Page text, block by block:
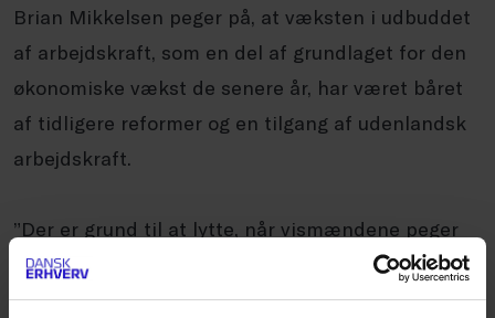
Brian Mikkelsen peger på, at væksten i udbuddet
af arbejdskraft, som en del af grundlaget for den
økonomiske vækst de senere år, har været båret
af tidligere reformer og en tilgang af udenlandsk
arbejdskraft.
”Der er grund til at lytte, når vismændene peger
på mangel på arbejdskraft som en potentiel
trussel mod opsvinget. De peger blandt andet på